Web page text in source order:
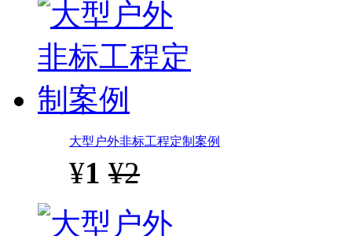
大型户外非标工程定制案例
¥1 ¥2